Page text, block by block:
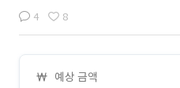
4 8
예상 금액